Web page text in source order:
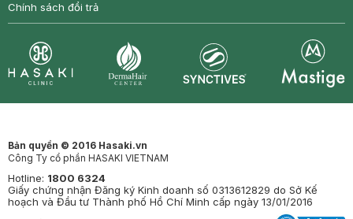
Chính sách đổi trả
Bản quyền © 2016 Hasaki.vn
Công Ty cổ phần HASAKI VIETNAM
Hotline: 1800 6324
Giấy chứng nhận Đăng ký Kinh doanh số 0313612829 do Sở Kế
hoạch và Đầu tư Thành phố Hồ Chí Minh cấp ngày 13/01/2016